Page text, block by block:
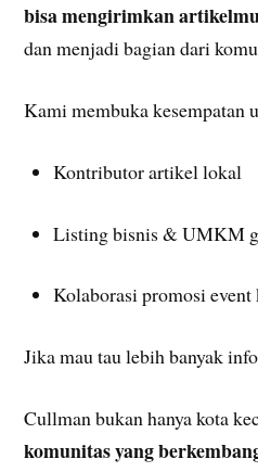
bisa mengirimkan
dan menjadi bagian dari
Kami membuka kesempatan
Kontributor artikel lokal
Listing bisnis & UMKM
Kolaborasi promosi event
Jika mau tau lebih banyak
Cullman bukan hanya kota
komunitas yang